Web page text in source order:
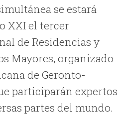
se estará
XXI el tercer
de Residencias y
Mayores, organizado
de Geronto-
participarán expertos
partes del mundo.